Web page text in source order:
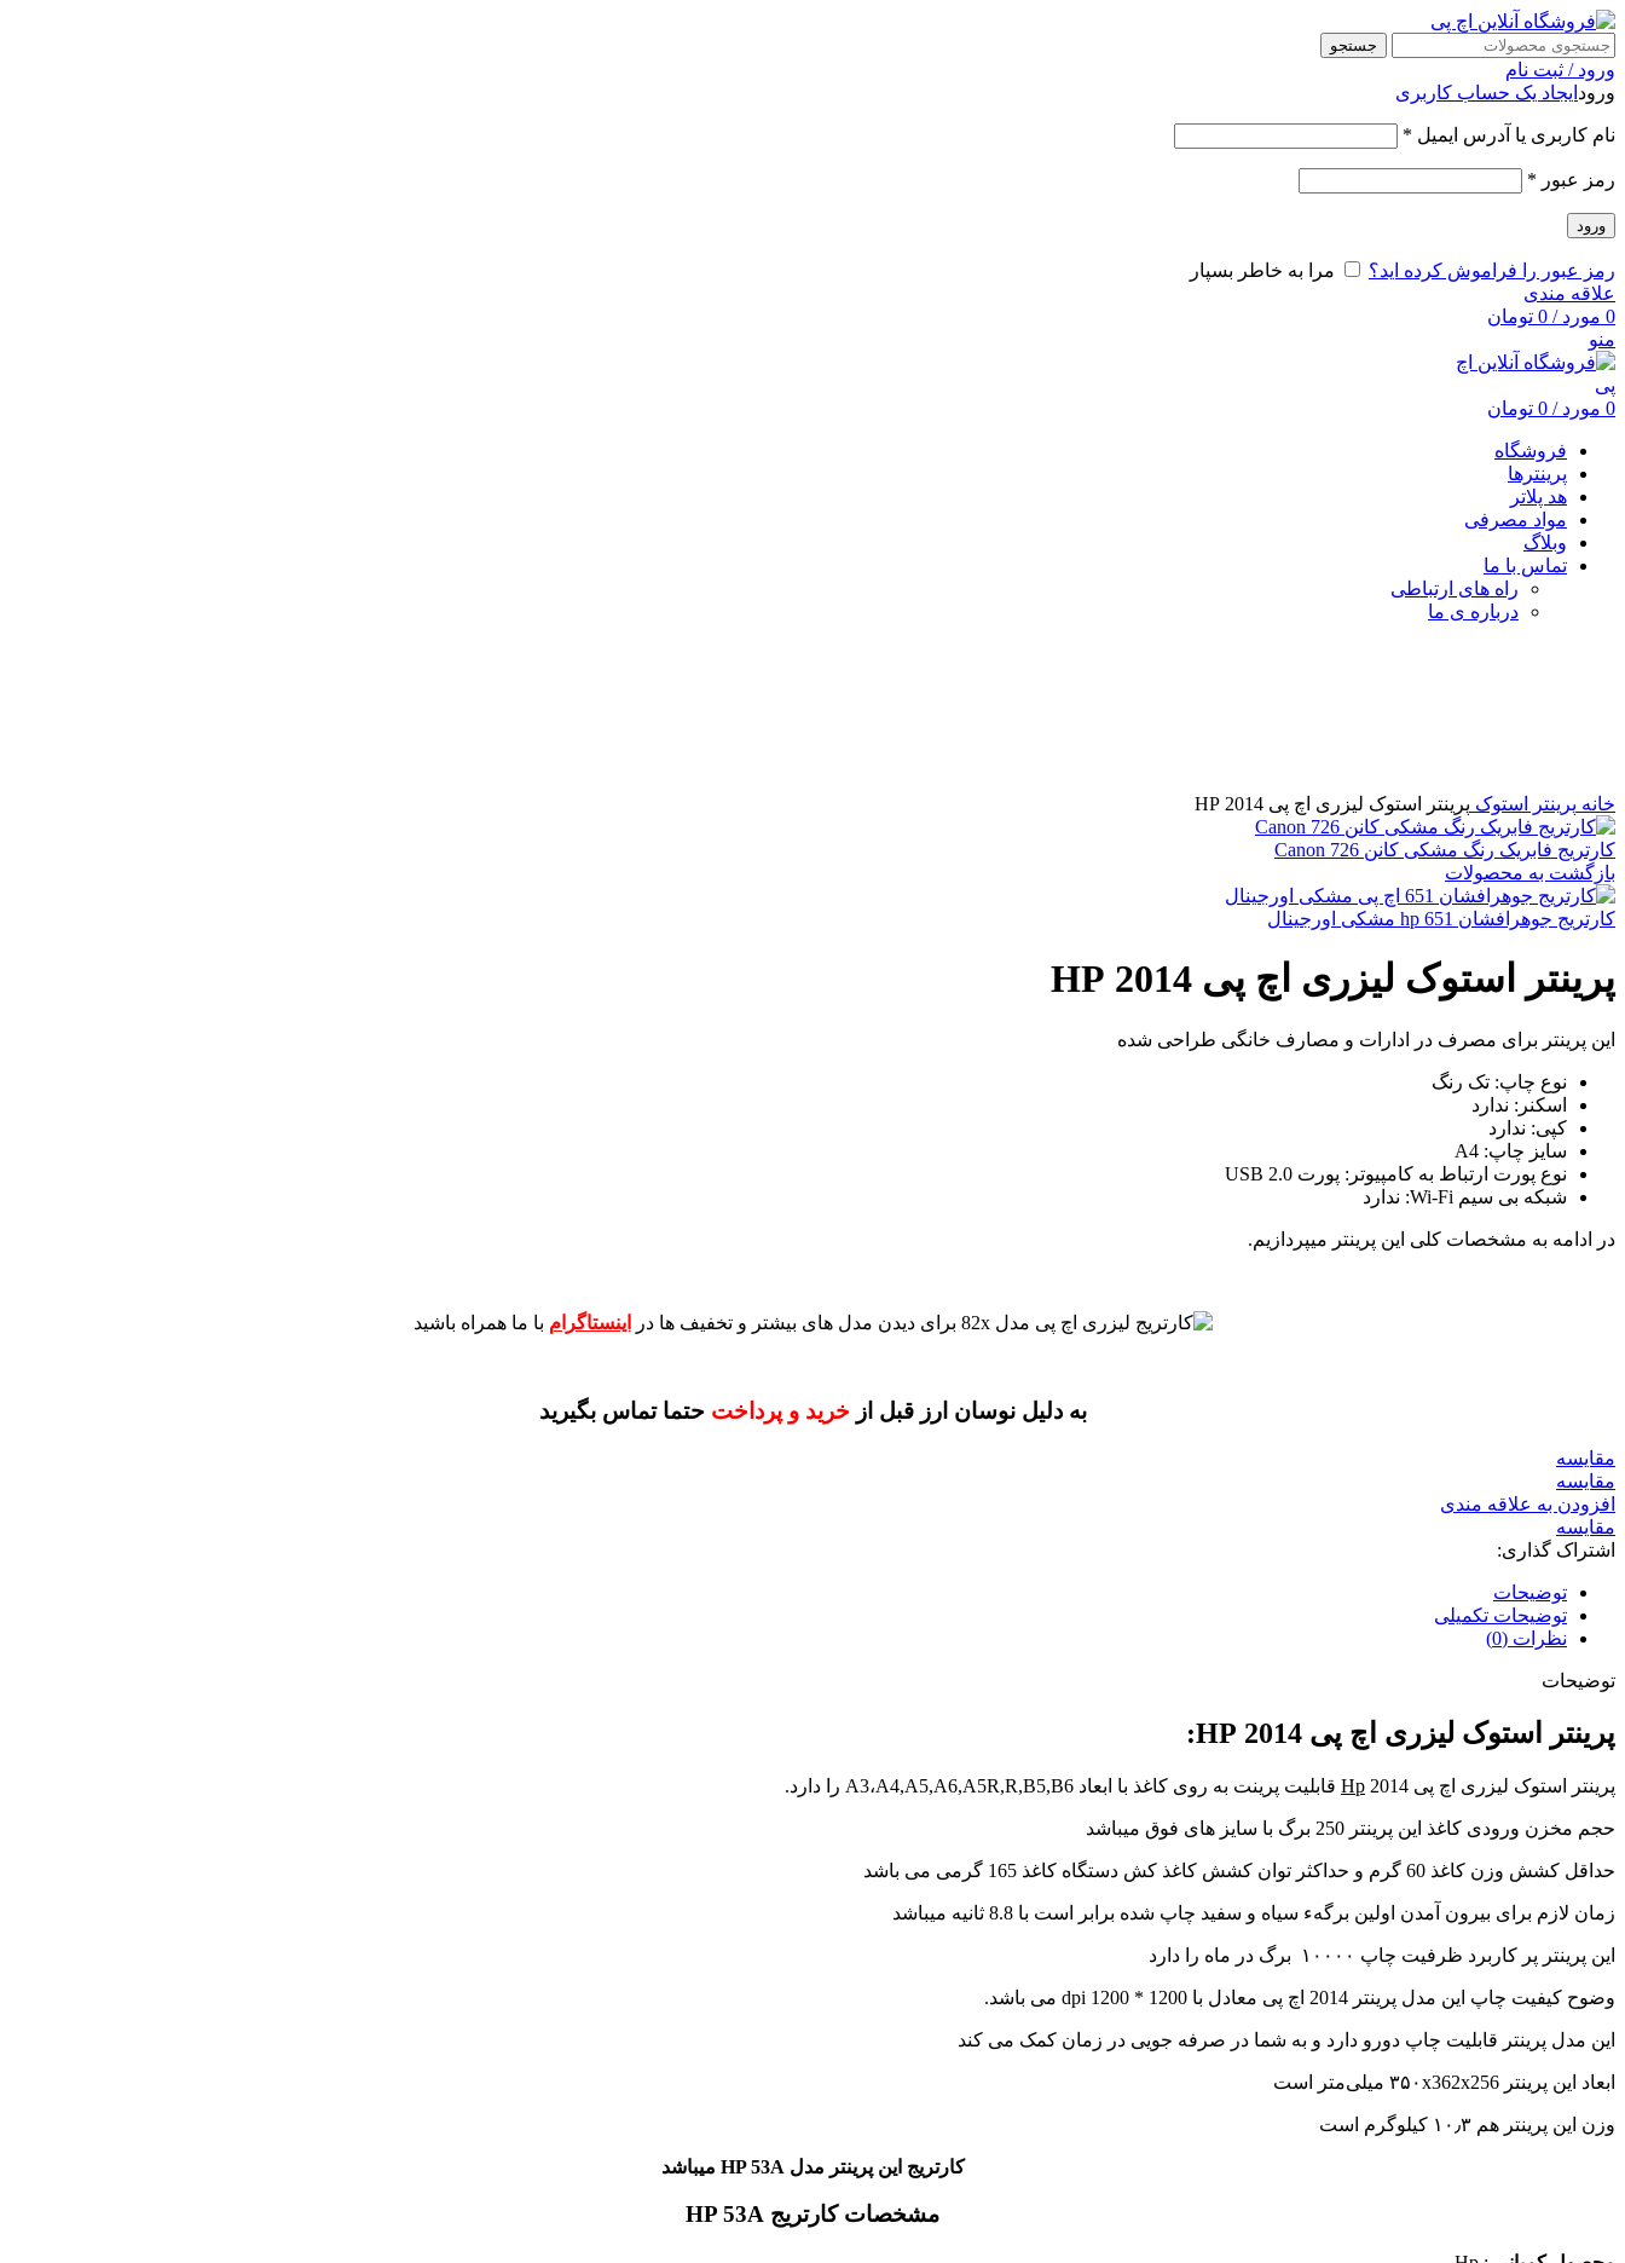
جستجو
ورود / ثبت نام
ورود ایجاد یک حساب کاربری
نام کاربری یا آدرس ایمیل *
رمز عبور *
ورود
رمز عبور را فراموش کرده اید؟
مرا به خاطر بسپار
علاقه مندی
0 مورد /
0 تومان
منو
0 مورد /
0 تومان
فروشگاه
پرینترها
هد پلاتر
مواد مصرفی
وبلاگ
تماس با ما
راه های ارتباطی
درباره ی ما
خانه پرینتر استوک پرینتر استوک لیزری اچ پی 2014 HP
کارتریج فابریک رنگ مشکی کانن Canon 726
بازگشت به محصولات
کارتریج جوهرافشان 651 hp مشکی اورجینال
پرینتر استوک لیزری اچ پی 2014 HP
این پرینتر برای مصرف در ادارات و مصارف خانگی طراحی شده
نوع چاپ: تک رنگ
اسکنر: ندارد
کپی: ندارد
سایز چاپ: A4
نوع پورت ارتباط به کامپیوتر: پورت USB 2.0
شبکه بی سیم Wi-Fi: ندارد
در ادامه به مشخصات کلی این پرینتر میپردازیم.
برای دیدن مدل های بیشتر و تخفیف ها در اینستاگرام با ما همراه باشید
به دلیل نوسان ارز قبل از خرید و پرداختحتما تماس بگیرید
مقايسه
مقایسه
افزودن به علاقه مندی
مقایسه
اشتراک گذاری:
توضیحات
توضیحات تکمیلی
نظرات (0)
توضیحات
پرینتر استوک لیزری اچ پی 2014 HP:
پرینتر استوک لیزری اچ پی 2014 Hp قابلیت پرینت به روی کاغذ با ابعاد A3،A4,A5,A6,A5R,R,B5,B6 را دارد.
حجم مخزن ورودی کاغذ این پرینتر 250 برگ با سایز های فوق میباشد
حداقل کشش وزن کاغذ 60 گرم و حداکثر توان کشش کاغذ کش دستگاه کاغذ 165 گرمی می باشد
زمان لازم برای بیرون آمدن اولین برگهء سیاه و سفید چاپ شده برابر است با 8.8 ثانیه میباشد
این پرینتر پر کاربرد ظرفیت چاپ ۱۰۰۰۰ برگ در ماه را دارد
وضوح کیفیت چاپ این مدل پرینتر 2014 اچ پی معادل با 1200 * 1200 dpi می باشد.
این مدل پرینتر قابلیت چاپ دورو دارد و به شما در صرفه جویی در زمان کمک می کند
ابعاد این پرینتر ۳۵۰x362x256 میلی‌متر است
وزن این پرینتر هم ۱۰٫۳ کیلوگرم است
کارتریج این پرینتر مدل HP 53A میباشد
مشخصات کارتریج HP 53A